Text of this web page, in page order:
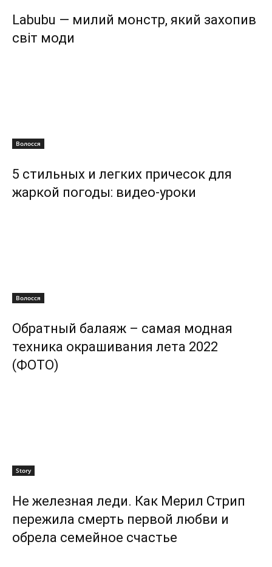
Labubu — милий монстр, який захопив
світ моди
Волосся
5 стильных и легких причесок для
жаркой погоды: видео-уроки
Волосся
Обратный балаяж – самая модная
техника окрашивания лета 2022
(ФОТО)
Story
Не железная леди. Как Мерил Стрип
пережила смерть первой любви и
обрела семейное счастье